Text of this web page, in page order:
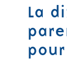
La